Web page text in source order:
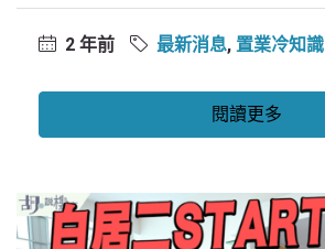
2 年前 最新消息, 置業冷知識
閱讀更多